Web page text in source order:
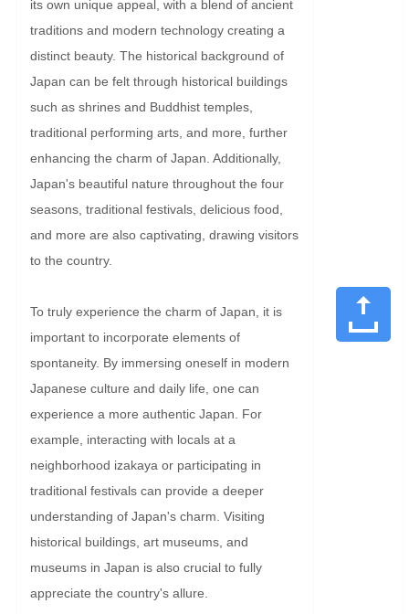
its own unique appeal, with a blend of ancient
traditions and modern technology creating a
distinct beauty. The historical background of
Japan can be felt through historical buildings
such as shrines and Buddhist temples,
traditional performing arts, and more, further
enhancing the charm of Japan. Additionally,
Japan's beautiful nature throughout the four
seasons, traditional festivals, delicious food,
and more are also captivating, drawing visitors
to the country.
To truly experience the charm of Japan, it is
important to incorporate elements of
spontaneity. By immersing oneself in modern
Japanese culture and daily life, one can
experience a more authentic Japan. For
example, interacting with locals at a
neighborhood izakaya or participating in
traditional festivals can provide a deeper
understanding of Japan's charm. Visiting
historical buildings, art museums, and
museums in Japan is also crucial to fully
appreciate the country's allure.